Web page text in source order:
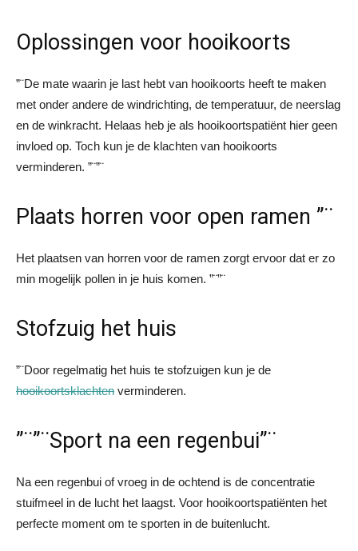
Oplossingen voor hooikoorts
”¨De mate waarin je last hebt van hooikoorts heeft te maken
met onder andere de windrichting, de temperatuur, de neerslag
en de winkracht. Helaas heb je als hooikoortspatiënt hier geen
invloed op. Toch kun je de klachten van hooikoorts
verminderen. ”¨”¨
Plaats horren voor open ramen ”¨
Het plaatsen van horren voor de ramen zorgt ervoor dat er zo
min mogelijk pollen in je huis komen. ”¨”¨
Stofzuig het huis
”¨Door regelmatig het huis te stofzuigen kun je de
hooikoortsklachten verminderen.
”¨”¨Sport na een regenbui”¨
Na een regenbui of vroeg in de ochtend is de concentratie
stuifmeel in de lucht het laagst. Voor hooikoortspatiënten het
perfecte moment om te sporten in de buitenlucht.